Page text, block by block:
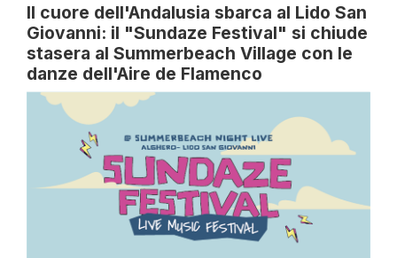
Il cuore dell'Andalusia sbarca al Lido San
Giovanni: il "Sundaze Festival" si chiude
stasera al Summerbeach Village con le
danze dell'Aire de Flamenco